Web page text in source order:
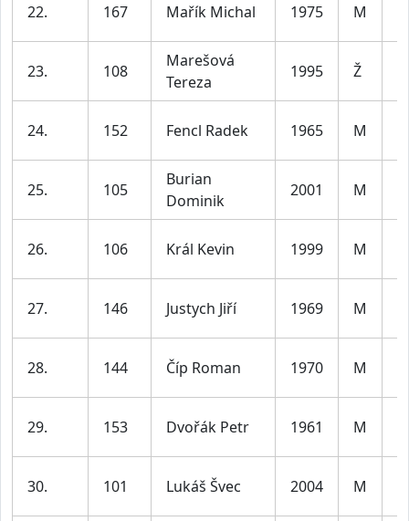
22. 167 Mařík Michal 1975 M
23. 108
Marešová
Tereza
1995 Ž
24. 152 Fencl Radek 1965 M
25. 105
Burian
Dominik
2001 M
26. 106 Král Kevin 1999 M
27. 146 Justych Jiří 1969 M
28. 144 Číp Roman 1970 M
29. 153 Dvořák Petr 1961 M
30. 101 Lukáš Švec 2004 M